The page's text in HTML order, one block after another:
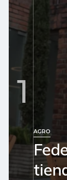
1
AGRO